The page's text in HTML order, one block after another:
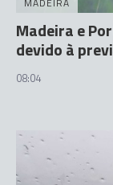
Madeira e
devido à
08:04